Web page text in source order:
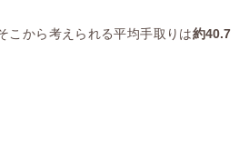
こから考えられる平均手取りは約40.7